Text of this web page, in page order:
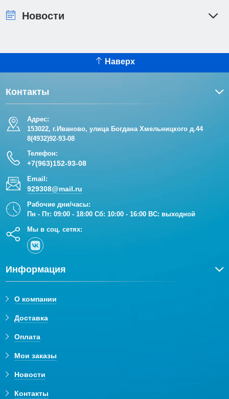
Новости
Наверх
Контакты
Адрес:
153022, г.Иваново, улица Богдана Хмельницкого д.44
8(4932)92-93-08
Телефон:
+7(963)152-93-08
Email:
929308@mail.ru
Рабочие дни/часы:
Пн - Пт: 09:00 - 18:00 Сб: 10:00 - 16:00 ВС: выходной
Мы в соц. сетях:
Информация
О компании
Доставка
Оплата
Мои заказы
Новости
Контакты